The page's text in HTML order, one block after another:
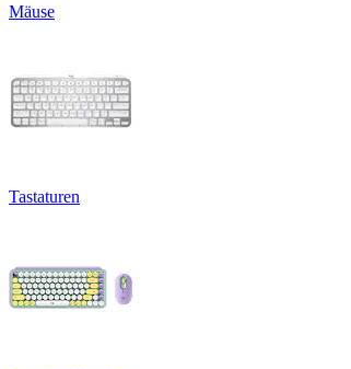
Mäuse
Tastaturen